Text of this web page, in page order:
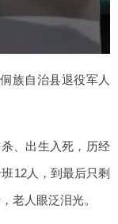
族自治县退役军人
、出生入死，历经
12人，到最后只剩
老人眼泛泪光。